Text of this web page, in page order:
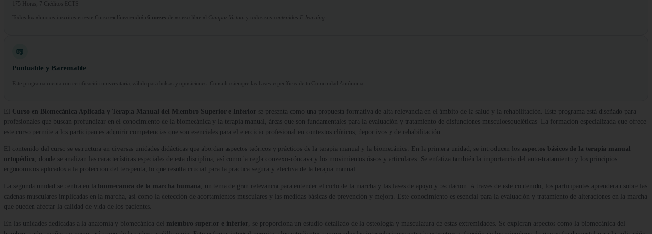
175 Horas, 7 Créditos ECTS
Todos los alumnos inscritos en este Curso en línea tendrán 6 meses de acceso libre al Campus Virtual y todos sus contenidos E-learning.
Puntuable y Baremable
Este programa cuenta con certificación universitaria, válido para bolsas y oposiciones. Consulta siempre las bases específicas de tu Comunidad Autónoma.
El Curso en Biomecánica Aplicada y Terapia Manual del Miembro Superior e Inferior se presenta como una propuesta formativa de alta relevancia en el ámbito de la salud y la rehabilitación. Este programa está diseñado para
profesionales que buscan profundizar en el conocimiento de la biomecánica y la terapia manual, áreas que son fundamentales para la evaluación y tratamiento de disfunciones musculoesqueléticas. La formación especializada que ofrece
este curso permite a los participantes adquirir competencias que son esenciales para el ejercicio profesional en contextos clínicos, deportivos y de rehabilitación.
El contenido del curso se estructura en diversas unidades didácticas que abordan aspectos teóricos y prácticos de la terapia manual y la biomecánica. En la primera unidad, se introducen los aspectos básicos de la terapia manual
ortopédica, donde se analizan las características especiales de esta disciplina, así como la regla convexo-cóncava y los movimientos óseos y articulares. Se enfatiza también la importancia del auto-tratamiento y los principios
ergonómicos aplicados a la protección del terapeuta, lo que resulta crucial para la práctica segura y efectiva de la terapia manual.
La segunda unidad se centra en la biomecánica de la marcha humana, un tema de gran relevancia para entender el ciclo de la marcha y las fases de apoyo y oscilación. A través de este contenido, los participantes aprenderán sobre las
cadenas musculares implicadas en la marcha, así como la detección de acortamientos musculares y las medidas básicas de prevención y mejora. Este conocimiento es esencial para la evaluación y tratamiento de alteraciones en la marcha
que pueden afectar la calidad de vida de los pacientes.
En las unidades dedicadas a la anatomía y biomecánica del miembro superior e inferior, se proporciona un estudio detallado de la osteología y musculatura de estas extremidades. Se exploran aspectos como la biomecánica del